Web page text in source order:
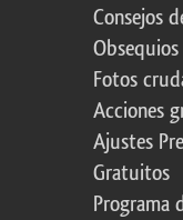
Consejos
Fotos
Acciones
Ajustes
Gratuitos
Programa